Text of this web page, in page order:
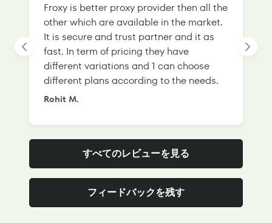
Froxy is better proxy provider then all the
other which are available in the market.
It is secure and trust partner and it as
fast. In term of pricing they have
different variations and 1 can choose
different plans according to the needs.
Rohit M.
すべてのレビューを見る
フィードバックを残す